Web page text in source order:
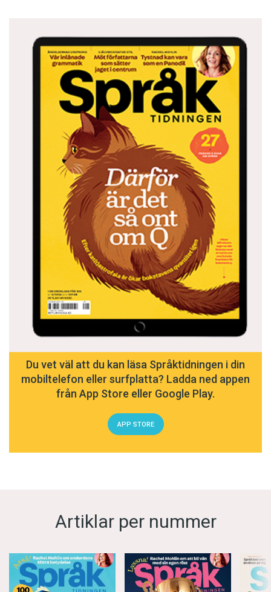
Du vet väl att du kan läsa Språktidningen i din
mobiltelefon eller surfplatta? Ladda ned appen
från App Store eller Google Play.
APP STORE
Artiklar per nummer